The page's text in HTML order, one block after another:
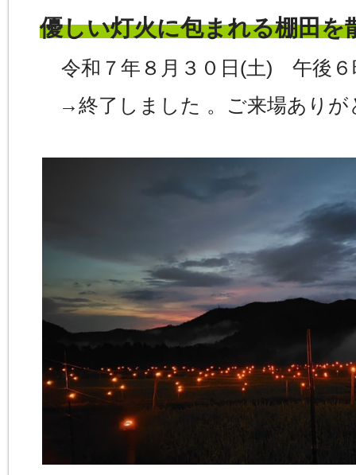
優しい灯火に包まれる棚田を
令和７年８月３０日(土) 午後６
→終了しました 。ご来場あり